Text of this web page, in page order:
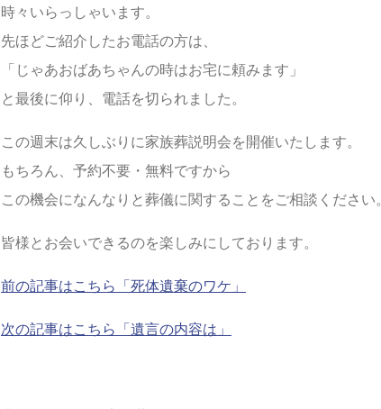
時々いらっしゃいます。
先ほどご紹介したお電話の方は、
「じゃあおばあちゃんの時はお宅に頼みます」
と最後に仰り、電話を切られました。
この週末は久しぶりに家族葬説明会を開催いたします。
もちろん、予約不要・無料ですから
この機会になんなりと葬儀に関することをご相談ください。
皆様とお会いできるのを楽しみにしております。
前の記事はこちら「死体遺棄のワケ」
次の記事はこちら「遺言の内容は」